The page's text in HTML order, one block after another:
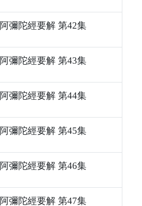
阿彌陀經要解 第42集
阿彌陀經要解 第43集
阿彌陀經要解 第44集
阿彌陀經要解 第45集
阿彌陀經要解 第46集
阿彌陀經要解 第47集